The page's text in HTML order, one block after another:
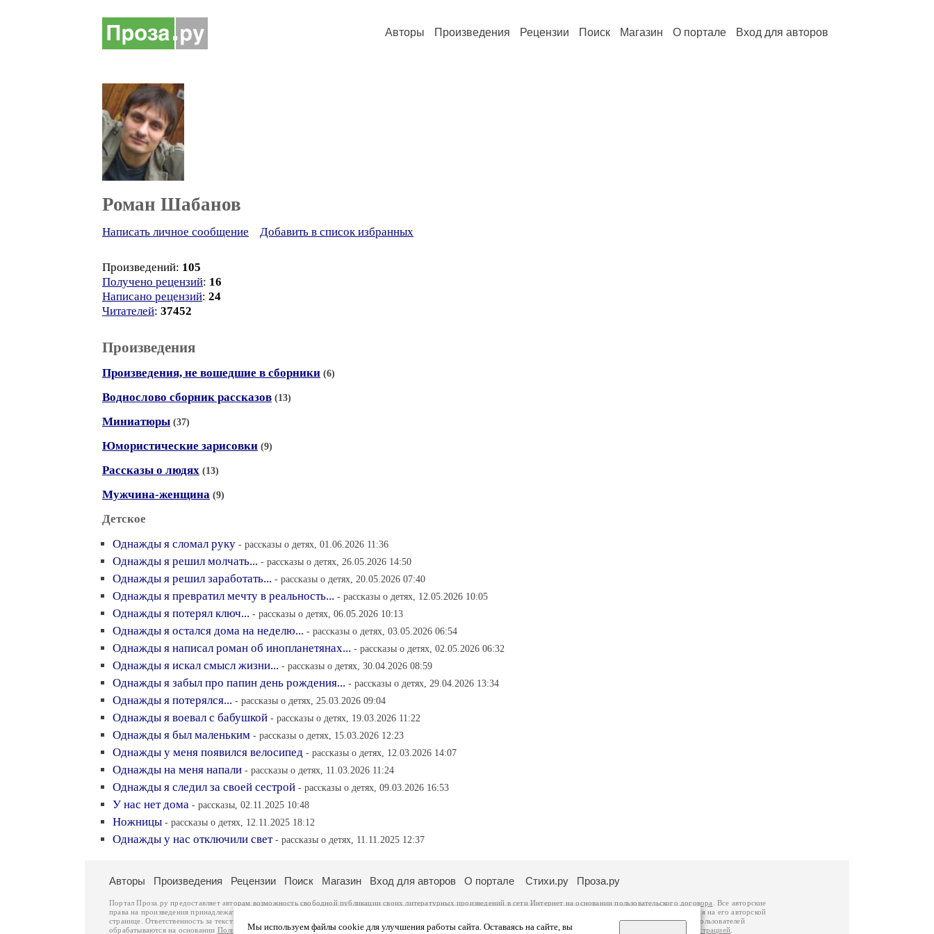
Авторы Произведения Рецензии Поиск Магазин О портале Вход для авторов
Роман Шабанов
Написать личное сообщение Добавить в список избранных
Произведений: 105
Получено рецензий: 16
Написано рецензий: 24
Читателей: 37452
Произведения
Произведения, не вошедшие в сборники (6)
Воднослово сборник рассказов (13)
Миниатюры (37)
Юмористические зарисовки (9)
Рассказы о людях (13)
Мужчина-женщина (9)
Детское
Однажды я сломал руку - рассказы о детях, 01.06.2026 11:36
Однажды я решил молчать... - рассказы о детях, 26.05.2026 14:50
Однажды я решил заработать... - рассказы о детях, 20.05.2026 07:40
Однажды я превратил мечту в реальность... - рассказы о детях, 12.05.2026 10:05
Однажды я потерял ключ... - рассказы о детях, 06.05.2026 10:13
Однажды я остался дома на неделю... - рассказы о детях, 03.05.2026 06:54
Однажды я написал роман об инопланетянах... - рассказы о детях, 02.05.2026 06:32
Однажды я искал смысл жизни... - рассказы о детях, 30.04.2026 08:59
Однажды я забыл про папин день рождения... - рассказы о детях, 29.04.2026 13:34
Однажды я потерялся... - рассказы о детях, 25.03.2026 09:04
Однажды я воевал с бабушкой - рассказы о детях, 19.03.2026 11:22
Однажды я был маленьким - рассказы о детях, 15.03.2026 12:23
Однажды у меня появился велосипед - рассказы о детях, 12.03.2026 14:07
Однажды на меня напали - рассказы о детях, 11.03.2026 11:24
Однажды я следил за своей сестрой - рассказы о детях, 09.03.2026 16:53
У нас нет дома - рассказы, 02.11.2025 10:48
Ножницы - рассказы о детях, 12.11.2025 18:12
Однажды у нас отключили свет - рассказы о детях, 11.11.2025 12:37
Мы используем файлы cookie для улучшения работы сайта. Оставаясь на сайте, вы
Авторы Произведения Рецензии Поиск Магазин Вход для авторов О портале Стихи.ру Проза.ру
Портал Проза.ру предоставляет авторам возможность свободной публикации своих литературных произведений в сети Интернет на основаниипользовательского договора
. Все авторские
права на произведения принадлежат авторам и охраняются
. Перепечатка произведений возможна только с согласия его автора, к которому вы можете обратиться на его авторской
странице. Ответственность за тексты произведений авторы несут самостоятельно на основании
законодательства Российской Федерации. Данные пользователей
обрабатываются на основании Политики обработки персональных данных. Вы также можете посмотреть более подробнуюинформацию о портале связаться с администрацией